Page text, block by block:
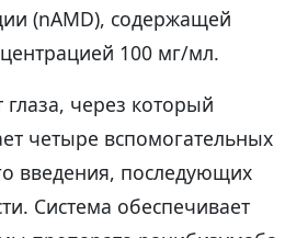
(nAMD), содержащей
100 мг/мл.
через который
четыре вспомогательных
введения, последующих
Система обеспечивает